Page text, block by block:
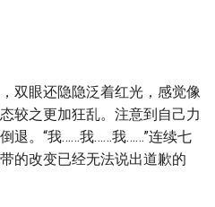
双眼还隐隐泛着红光，感觉像
较之更加狂乱。注意到自己力
退。“我……我……我……”连续七
的改变已经无法说出道歉的